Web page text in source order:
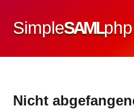
SimpleSAMLphp
Nicht